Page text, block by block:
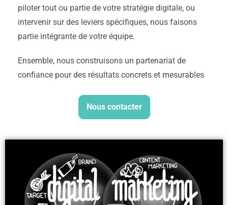
piloter tout ou partie de votre stratégie digitale, ou
intervenir sur des leviers spécifiques, nous faisons
partie intégrante de votre équipe.
Ensemble, nous construisons un partenariat de
confiance pour des résultats concrets et mesurables
Nous contacter